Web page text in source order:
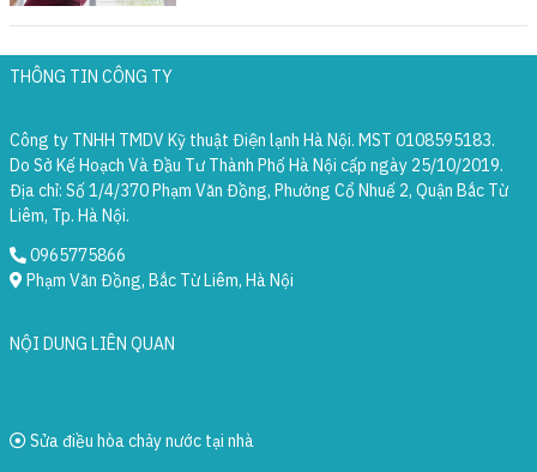
THÔNG TIN CÔNG TY
Công ty TNHH TMDV Kỹ thuật Điện lạnh Hà Nội. MST 0108595183.
Do Sở Kế Hoạch Và Đầu Tư Thành Phố Hà Nội cấp ngày 25/10/2019.
Địa chỉ: Số 1/4/370 Phạm Văn Đồng, Phường Cổ Nhuế 2, Quận Bắc Từ
Liêm, Tp. Hà Nội.
0965775866
Phạm Văn Đồng, Bắc Từ Liêm, Hà Nội
NỘI DUNG LIÊN QUAN
Sửa điều hòa chảy nước tại nhà